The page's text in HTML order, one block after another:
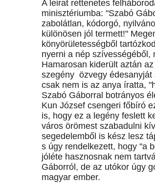
A leirat rettenetes
minisztériumba: "Szabó
zabolátlan, kódorgó,
különösen jól termett!"
könyörületességből
nyerni a nép szívességéből,
Hamarosan kiderült aztán
szegény özvegy édesanyját
csak nem is az anya íratta,
Szabó Gáborral botrányos
Kun József csengeri főbíró
is, hogy ez a legény feslett
város örömest szabadulni
segedelemből is kész lesz
s úgy rendelkezett, hogy "a
jóléte hasznosnak nem
Gáborról, de az utókor úgy
magyar ember.